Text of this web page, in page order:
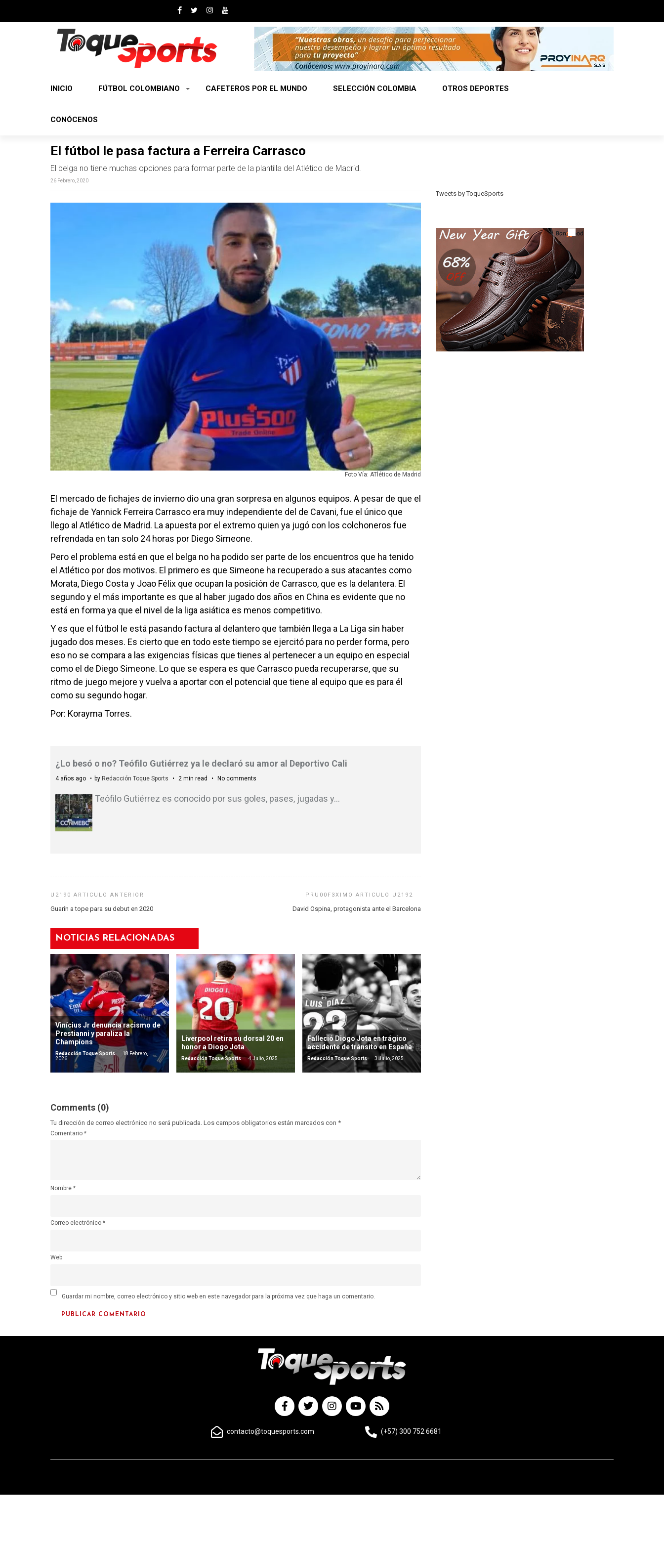
INICIO FÚTBOL COLOMBIANO CAFETEROS POR EL MUNDO SELECCIÓN COLOMBIA OTROS DEPORTES
CONÓCENOS
El fútbol le pasa factura a Ferreira Carrasco
El belga no tiene muchas opciones para formar parte de la plantilla del Atlético de Madrid.
26 Febrero, 2020
Foto Vía: ATlético de Madrid
El mercado de fichajes de invierno dio una gran sorpresa en algunos equipos. A pesar de que el
fichaje de Yannick Ferreira Carrasco era muy independiente del de Cavani, fue el único que
llego al Atlético de Madrid. La apuesta por el extremo quien ya jugó con los colchoneros fue
refrendada en tan solo 24 horas por Diego Simeone.
Pero el problema está en que el belga no ha podido ser parte de los encuentros que ha tenido
el Atlético por dos motivos. El primero es que Simeone ha recuperado a sus atacantes como
Morata, Diego Costa y Joao Félix que ocupan la posición de Carrasco, que es la delantera. El
segundo y el más importante es que al haber jugado dos años en China es evidente que no
está en forma ya que el nivel de la liga asiática es menos competitivo.
Y es que el fútbol le está pasando factura al delantero que también llega a La Liga sin haber
jugado dos meses. Es cierto que en todo este tiempo se ejercitó para no perder forma, pero
eso no se compara a las exigencias físicas que tienes al pertenecer a un equipo en especial
como el de Diego Simeone. Lo que se espera es que Carrasco pueda recuperarse, que su
ritmo de juego mejore y vuelva a aportar con el potencial que tiene al equipo que es para él
como su segundo hogar.
Por: Korayma Torres.
¿Lo besó o no? Teófilo Gutiérrez ya le declaró su amor al Deportivo Cali
4 años ago by Redacción Toque Sports 2 min read No comments
Teófilo Gutiérrez es conocido por sus goles, pases, jugadas y…
Guarín a tope para su debut en 2020 David Ospina, protagonista ante el Barcelona
NOTICIAS RELACIONADAS
Vinícius Jr denuncia racismo de
Prestianni y paraliza la
Champions
Redacción Toque Sports
18 Febrero,
2026
Liverpool retira su dorsal 20 en
honor a Diogo Jota
Redacción Toque Sports 4 Julio, 2025
Falleció Diogo Jota en trágico
accidente de tránsito en España
Redacción Toque Sports 3 Julio, 2025
Comments (0)
Tu dirección de correo electrónico no será publicada. Los campos obligatorios están marcados con *
Comentario *
Nombre *
Correo electrónico *
Web
Guardar mi nombre, correo electrónico y sitio web en este navegador para la próxima vez que haga un comentario.
Tweets by ToqueSports
contacto@toquesports.com (+57) 300 752 6681